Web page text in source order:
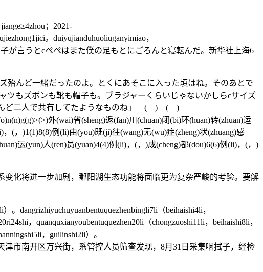
；2021-
。duiyujianduhuoliuganyimiao，
が言うとcぺぺはまた僕の足もとにごろんと寝転んだ。新华社上海6
んど一緒だったのよ。とくにあそこに入った頃はね。そのあとで
もズボンも靴も帽子も。ブラジャーくらいじゃないかしらcサイズ
んど二人で共有してたようなものね」 ( ) ( )
外(wai)省(sheng)返(fan)川(chuan)闭(bi)环(huan)转(zhuan)运
(，)1(1)8(8)例(li)由(you)既(ji)往(wang)无(wu)症(zheng)状(zhuang)感
运(yun)人(ren)员(yuan)4(4)例(li)，(，)成(cheng)都(dou)6(6)例(li)，(，)
将进一步加剧，鄱阳湖生态功能将面临更为复杂严峻的考验。要解
dangrizhiyuchuyuanbentuquezhenbingli7li（beihaishi4li，
，quanquxianyoubentuquezhen20li（chongzuoshi11li，beihaishi8li，
，guilinshi2li）。
津市南开区万兴街，系管控人员筛查发现，8月31日采集咽拭子，经检